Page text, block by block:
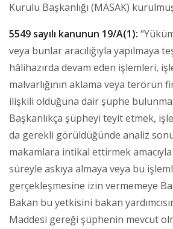
Kurulu Başkanlığı (MASAK)
5549 sayılı kanunun 19/A(1):
veya bunlar aracılığıyla yapılmaya
hâlihazırda devam eden işlemleri,
malvarlığının aklama veya terörün
ilişkili olduğuna dair şüphe
Başkanlıkça şüpheyi teyit etmek,
da gerekli görüldüğünde analiz
makamlara intikal ettirmek
süreyle askıya almaya veya bu
gerçekleşmesine izin vermemeye
Bakan bu yetkisini bakan
Maddesi gereği şüphenin mevcut